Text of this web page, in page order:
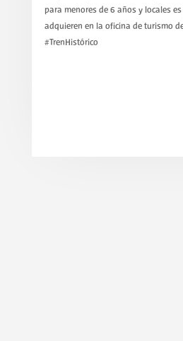
para menores de 6 años y locales
adquieren en la oficina de turismo
#TrenHistórico